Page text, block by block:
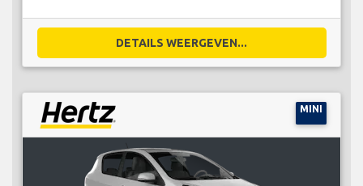
DETAILS WEERGEVEN...
MINI